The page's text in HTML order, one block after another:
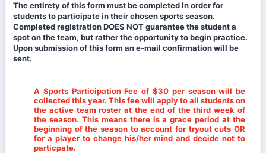
The entirety of this form must be completed in order for
students to participate in their chosen sports season.
Completed registration DOES NOT guarantee the student a
spot on the team, but rather the opportunity to begin practice.
Upon submission of this form an e-mail confirmation will be
sent.
A Sports Participation Fee of $30 per season will be
collected this year. This fee will apply to all students on
the active team roster at the end of the third week of
the season. This means there is a grace period at the
beginning of the season to account for tryout cuts OR
for a player to change his/her mind and decide not to
particpate.